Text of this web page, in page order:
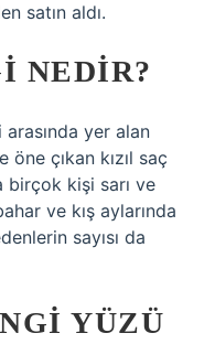
satın aldı.
NEDIR?
yer alan
öne çıkan kızıl saç
birçok kişi sarı ve
ve kış aylarında
sayısı da
YÜZÜ